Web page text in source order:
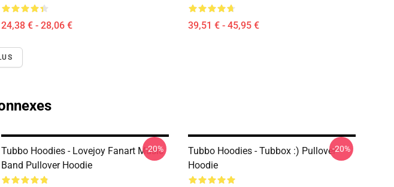
24,38 € - 28,06 € 39,51 € - 45,95 €
Tubbo Hoodies - Lovejoy Fanart Music
Band Pullover Hoodie
-20%
Tubbo Hoodies - Tubbox :) Pullover
Hoodie
-20%